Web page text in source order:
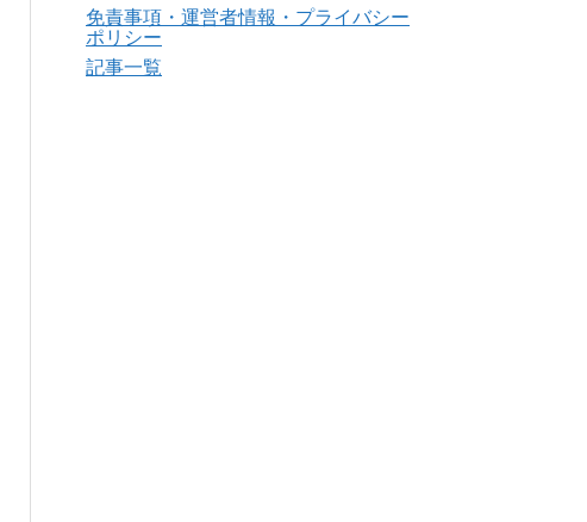
免責事項・運営者情報・プライバシー
ポリシー
記事一覧